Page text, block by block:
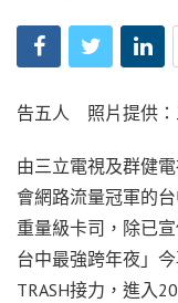
告五人 照片提供：
由三立電視及群健
會網路流量冠軍的
重量級卡司，除已
台中最強跨年夜」
TRASH接力，進入